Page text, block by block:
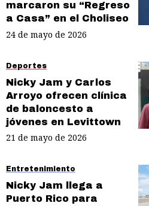
marcaron su “Regreso
a Casa” en el Choliseo
24 de mayo de 2026
Deportes
Nicky Jam y Carlos
Arroyo ofrecen clínica
de baloncesto a
jóvenes en Levittown
21 de mayo de 2026
Entretenimiento
Nicky Jam llega a
Puerto Rico para